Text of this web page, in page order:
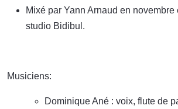
Mixé par Yann Arnaud en novembre
studio Bidibul.
Musiciens:
Dominique Ané : voix, flute de